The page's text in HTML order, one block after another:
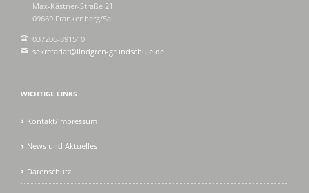
Max-Kästner-Straße 21
09669 Frankenberg/Sa.
037206-891510
sekretariat@lindgren-grundschule.de
WICHTIGE LINKS
Kontakt/Impressum
News und Aktuelles
Datenschutz